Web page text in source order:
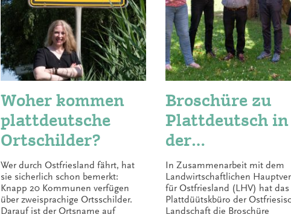
Woher kommen
plattdeutsche
Ortschilder?
Wer durch Ostfriesland fährt, hat
sie sicherlich schon bemerkt:
Knapp 20 Kommunen verfügen
über zweisprachige Ortsschilder.
Darauf ist der Ortsname auf
Broschüre zu
Plattdeutsch in
der
Landwirtschaft
neu aufgelegt
In Zusammenarbeit mit dem
Landwirtschaftlichen
für Ostfriesland (LHV) hat das
Plattdüütskbüro der
Landschaft die Broschüre